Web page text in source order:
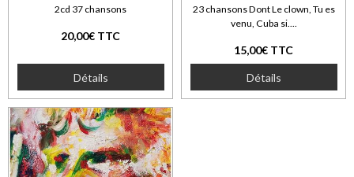
2cd 37 chansons
20,00€ TTC
Détails
23 chansons Dont Le clown, Tu es
venu, Cuba si....
15,00€ TTC
Détails